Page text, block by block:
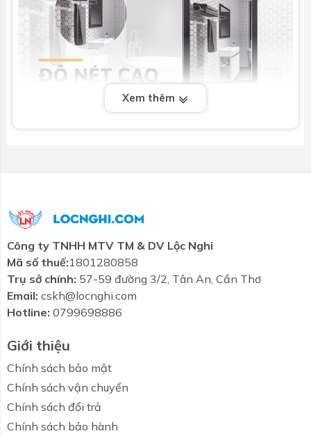
Xem thêm
Công ty TNHH MTV TM & DV Lộc Nghi
Mã số thuế:1801280858
Trụ sở chính: 57-59 đường 3/2, Tân An, Cần Thơ
Email: cskh@locnghi.com
Hotline: 0799698886
Giới thiệu
Chính sách bảo mật
Chính sách vận chuyển
Chính sách đổi trả
Chính sách bảo hành